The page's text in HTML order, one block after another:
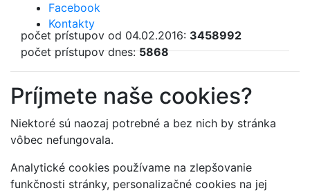
Kontakty
Facebook
počet prístupov od 04.02.2016: 3458992
počet prístupov dnes:5868
Príjmete naše cookies?
Niektoré sú naozaj potrebné a bez nich by stránka
vôbec nefungovala.
Analytické cookies používame na zlepšovanie
funkčnosti stránky, personalizačné cookies na jej